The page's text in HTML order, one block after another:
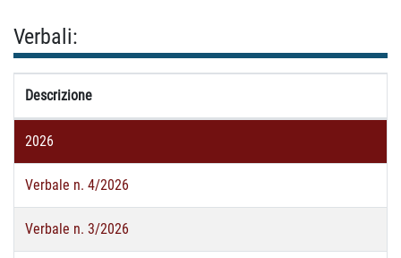
Verbali:
Descrizione
2026
Verbale n. 4/2026
Verbale n. 3/2026